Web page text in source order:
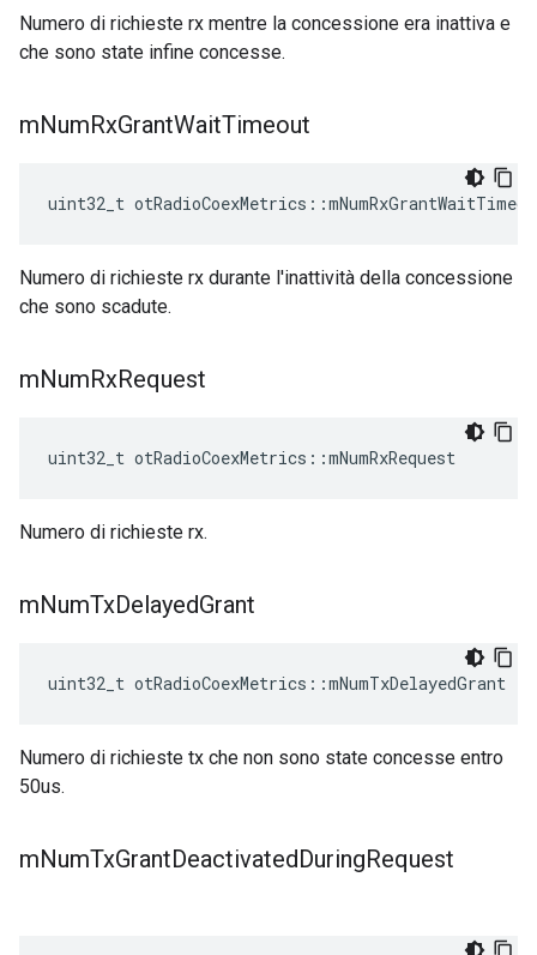
Numero di richieste rx mentre la concessione era inattiva e
che sono state infine concesse.
mNumRxGrantWaitTimeout
uint32_t otRadioCoexMetrics ::
Numero di richieste rx durante l'inattività della concessione
che sono scadute.
mNumRxRequest
uint32_t otRadioCoexMetrics ::mNumRxRequest
Numero di richieste rx.
mNumTxDelayedGrant
uint32_t otRadioCoexMetrics ::mNumTxDelayedGrant
Numero di richieste tx che non sono state concesse entro
50us.
mNumTxGrantDeactivatedDuringRequest